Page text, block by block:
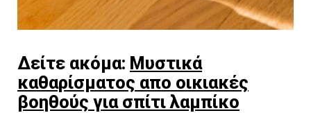
Δείτε ακόμα: Μυστικά
καθαρίσματος απο οικιακές
βοηθούς για σπίτι λαμπίκο